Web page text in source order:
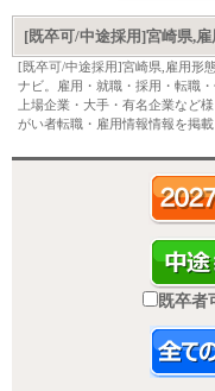
[既卒可/中途採用]宮崎県,
[既卒可/中途採用]宮崎県,雇用形
ナビ。雇用・就職・採用・転職
上場企業・大手・有名企業など
がい者転職・雇用情報情報を掲載
既卒者